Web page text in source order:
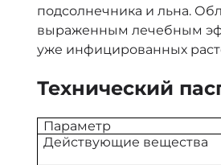
подсолнечника и льна.
выраженным лечебным
уже инфицированных
Технический
Параметр
Действующие вещества